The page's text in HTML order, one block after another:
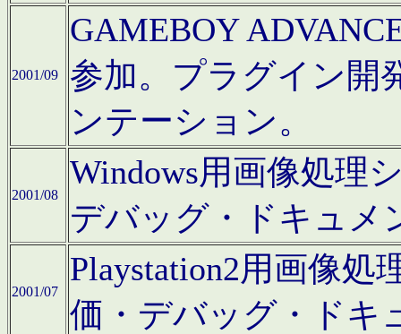
2001/09
GAMEBOY
参加。プラグイン開
ンテーション。
2001/08
Windows用画像処理
デバッグ・ドキュメ
2001/07
Playstation2用画像
価・デバッグ・ドキ